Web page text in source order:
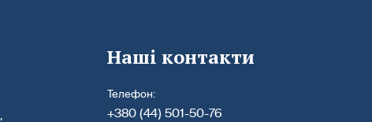
Наші контакти
Телефон:
+380 (44) 501-50-76